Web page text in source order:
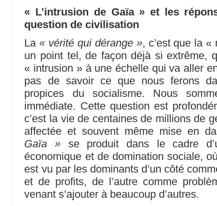
« L’intrusion de Gaïa » et les
question de civilisation
La « vérité qui dérange », c’est que la
un point tel, de façon déjà si extrême,
« intrusion » à une échelle qui va aller
pas de savoir ce que nous ferons
propices du socialisme. Nous
immédiate. Cette question est
c’est la vie de centaines de millions de
affectée et souvent même mise en
Gaïa » se produit dans le cadre
économique et de domination sociale,
est vu par les dominants d’un côté
et de profits, de l’autre comme
venant s’ajouter à beaucoup d’autres.